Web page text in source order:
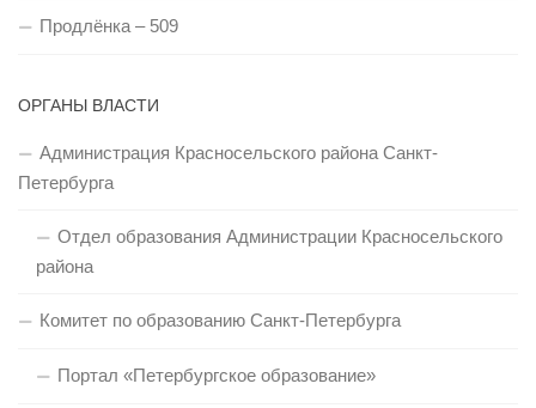
Продлёнка – 509
ОРГАНЫ ВЛАСТИ
Администрация Красносельского района Санкт-
Петербурга
Отдел образования Администрации Красносельского
района
Комитет по образованию Санкт-Петербурга
Портал «Петербургское образование»